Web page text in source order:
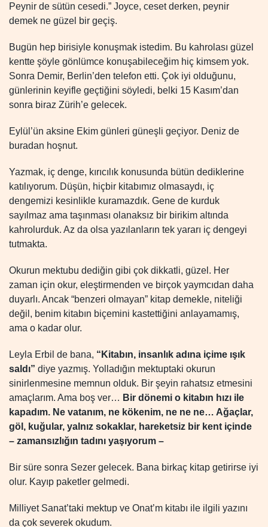
Peynir de sütün cesedi.” Joyce, ceset derken, peynir
demek ne güzel bir geçiş.
Bugün hep birisiyle konuşmak istedim. Bu kahrolası güzel
kentte şöyle gönlümce konuşabileceğim hiç kimsem yok.
Sonra Demir, Berlin’den telefon etti. Çok iyi olduğunu,
günlerinin keyifle geçtiğini söyledi, belki 15 Kasım’dan
sonra biraz Zürih’e gelecek.
Eylül’ün aksine Ekim günleri güneşli geçiyor. Deniz de
buradan hoşnut.
Yazmak, iç denge, kırıcılık konusunda bütün dediklerine
katılıyorum. Düşün, hiçbir kitabımız olmasaydı, iç
dengemizi kesinlikle kuramazdık. Gene de kurduk
sayılmaz ama taşınması olanaksız bir birikim altında
kahrolurduk. Az da olsa yazılanların tek yararı iç dengeyi
tutmakta.
Okurun mektubu dediğin gibi çok dikkatli, güzel. Her
zaman için okur, eleştirmenden ve birçok yaymcıdan daha
duyarlı. Ancak “benzeri olmayan” kitap demekle, niteliği
değil, benim kitabın biçemini kastettiğini anlayamamış,
ama o kadar olur.
Leyla Erbil de bana, “Kitabın, insanlık adına içime ışık
saldı” diye yazmış. Yolladığın mektuptaki okurun
sinirlenmesine memnun olduk. Bir şeyin rahatsız etmesini
amaçlarım. Ama boş ver… Bir dönemi o kitabın hızı ile
kapadım. Ne vatanım, ne kökenim, ne ne ne… Ağaçlar,
göl, kuğular, yalnız sokaklar, hareketsiz bir kent içinde
– zamansızlığın tadını yaşıyorum –
Bir süre sonra Sezer gelecek. Bana birkaç kitap getirirse iyi
olur. Kayıp paketler gelmedi.
Milliyet Sanat’taki mektup ve Onat’m kitabı ile ilgili yazını
da çok severek okudum.